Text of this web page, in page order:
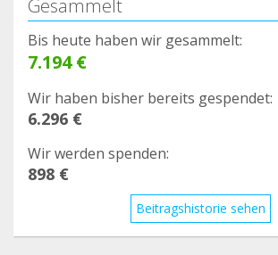
Gesammelt
Bis heute haben wir gesammelt:
7.194 €
Wir haben bisher bereits gespendet:
6.296 €
Wir werden spenden:
898 €
Beitragshistorie sehen